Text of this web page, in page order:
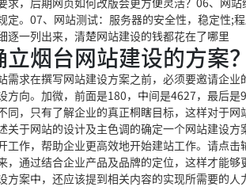
定。07、网站测试：服务器的安全性，稳定性;
逐一列出来，清楚网站建设的钱都花在了哪里
烟台网站建设的方案？
需求在撰写网站建设方案之前，必须要邀请企
方向。加微，前面是180，中间是4627，最后
同，只有了解企业的真正桐瞎目标，这样对于
关于网站的设计及主色调的确定一个网站建设
工作，帮助企业更高效地开始建站工作。请点
，通过结合企业产品及品牌的定位，这样才能
方案中，还应该提到相关内容的实现所需要的